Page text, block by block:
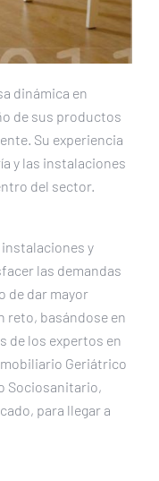
dinámica en
de sus productos
Su experiencia
y las instalaciones
del sector.
y
las demandas
de dar mayor
reto, basándose en
de los expertos en
Geriátrico
Sociosanitario,
para llegar a